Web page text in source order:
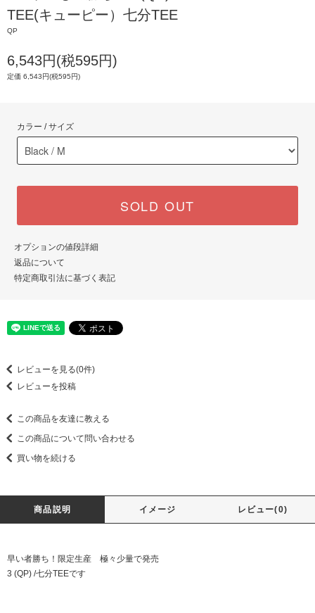
TEE(キューピー）七分TEE
QP
6,543円(税595円)
定価 6,543円(税595円)
カラー / サイズ
SOLD OUT
オプションの値段詳細
返品について
特定商取引法に基づく表記
レビューを見る(0件)
レビューを投稿
この商品を友達に教える
この商品について問い合わせる
買い物を続ける
商品説明 イメージ レビュー(0)
早い者勝ち！限定生産 極々少量で発売
3 (QP) /七分TEEです